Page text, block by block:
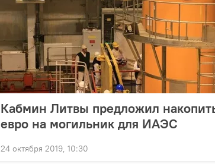
Кабмин Литвы предложил
евро на могильник для ИАЭС
24 октября 2019, 10:30